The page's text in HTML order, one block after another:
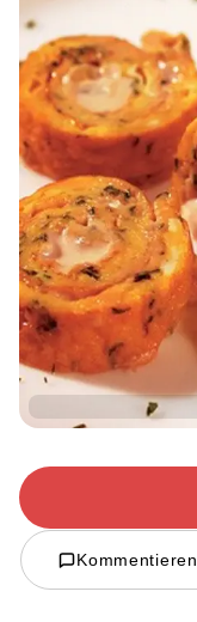
Kommentieren